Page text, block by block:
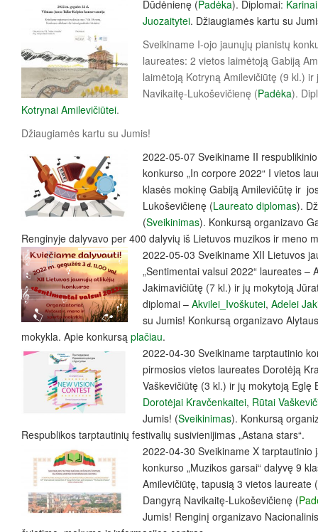
Dūdėnienę (Padėka). Diplomai:
Juozaitytei. Džiaugiamės kartu su
Sveikiname I-ojo jaunųjų pianistų
laureates: 2 vietos laimėtoją Gabiją
laimėtoją Kotryną Amilevičiūtę (9 kl.)
Navikaitę-Lukoševičienę (Padėka).
Kotrynai Amilevičiūtei.
Džiaugiamės kartu su Jumis!
2022-05-07 Sveikiname II
konkurso „In corpore 2022“ I vietos
klasės mokinę Gabiją Amilevičūtę ir
Lukoševičienę (Laureato diplomas).
(Sveikinimas). Konkursą organizavo
Renginyje dalyvavo per 400 dalyvių iš Lietuvos muzikos ir meno
2022-05-03 Sveikiname XII Lietuvos
„Sentimentai valsui 2022“ laureates –
Jakimavičiūtę (7 kl.) ir jų mokytoją
diplomai – Akvilei_Ivoškutei, Adelei
su Jumis! Konkursą organizavo
mokykla. Apie konkursą plačiau.
2022-04-30 Sveikiname tarptautinio
pirmosios vietos laureates Dorotėją
Vaškevičiūtę (3 kl.) ir jų mokytoją Eglę
Dorotėjai Kravčenkaitei, Rūtai
Jumis! (Sveikinimas). Konkursą
Respublikos tarptautinių festivalių susivienijimas „Astana stars“.
2022-04-30 Sveikiname X tarptautinio
konkurso „Muzikos garsai“ dalyvę 9
Amilevičiūtę, tapusią 3 vietos laureate (
Dangyrą Navikaitę-Lukoševičienę (
Jumis! Renginį organizavo